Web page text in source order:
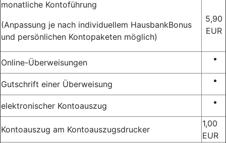
monatliche Kontoführung
(Anpassung je nach individuellem HausbankBonus
und persönlichen Kontopaketen möglich)
5,90
EUR
Online-Überweisungen
Gutschrift einer Überweisung
elektronischer Kontoauszug
Kontoauszug am Kontoauszugsdrucker
1,00
EUR